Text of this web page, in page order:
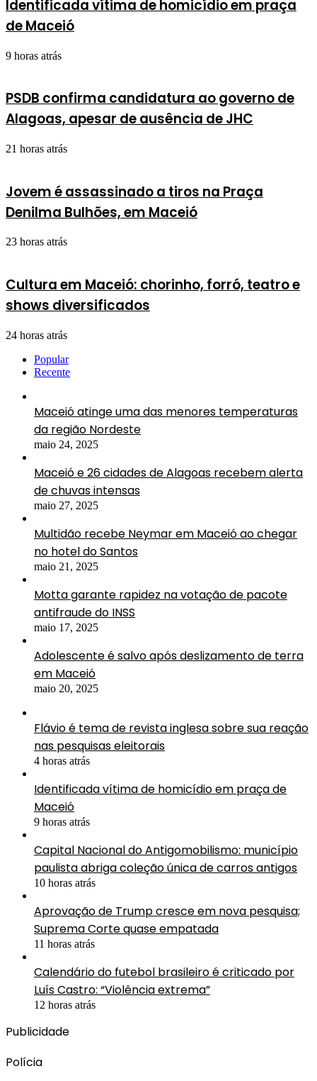
Identificada vítima de homicídio em praça
de Maceió
9 horas atrás
PSDB confirma candidatura ao governo de
Alagoas, apesar de ausência de JHC
21 horas atrás
Jovem é assassinado a tiros na Praça
Denilma Bulhões, em Maceió
23 horas atrás
Cultura em Maceió: chorinho, forró, teatro e
shows diversificados
24 horas atrás
Popular
Recente
Maceió atinge uma das menores temperaturas
da região Nordeste
maio 24, 2025
Maceió e 26 cidades de Alagoas recebem alerta
de chuvas intensas
maio 27, 2025
Multidão recebe Neymar em Maceió ao chegar
no hotel do Santos
maio 21, 2025
Motta garante rapidez na votação de pacote
antifraude do INSS
maio 17, 2025
Adolescente é salvo após deslizamento de terra
em Maceió
maio 20, 2025
Flávio é tema de revista inglesa sobre sua reação
nas pesquisas eleitorais
4 horas atrás
Identificada vítima de homicídio em praça de
Maceió
9 horas atrás
Capital Nacional do Antigomobilismo: município
paulista abriga coleção única de carros antigos
10 horas atrás
Aprovação de Trump cresce em nova pesquisa;
Suprema Corte quase empatada
11 horas atrás
Calendário do futebol brasileiro é criticado por
Luís Castro: “Violência extrema”
12 horas atrás
Publicidade
Polícia